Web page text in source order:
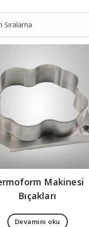
Makinesi
Bıçakları
Devamını oku